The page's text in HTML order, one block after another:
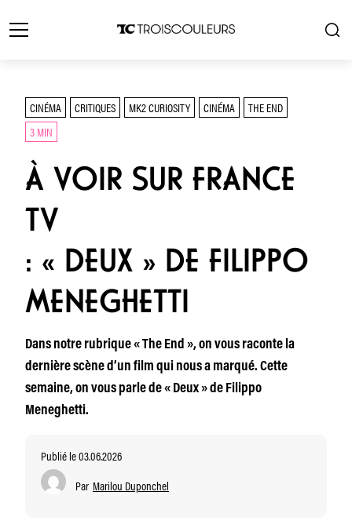
CINÉMA CRITIQUES MK2 CURIOSITY CINÉMA
THE END
3 MIN
À VOIR SUR FRANCE
TV
: « DEUX » DE FILIPPO
MENEGHETTI
Dans notre rubrique « The End », on vous raconte la
dernière scène d’un film qui nous a marqué. Cette
semaine, on vous parle de « Deux » de Filippo
Meneghetti.
Publié le 03.06.2026
Par Marilou Duponchel